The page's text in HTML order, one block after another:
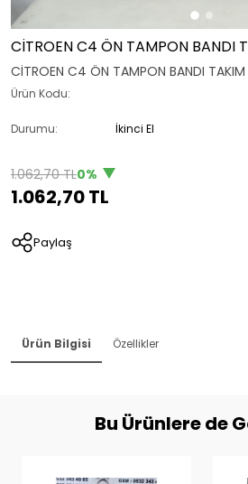
CİTROEN C4 ÖN TAMPON BANDI
CİTROEN C4 ÖN TAMPON BANDI TAKIM
Ürün Kodu:
Durumu: İkinci El
1.062,70 TL0%
1.062,70 TL
Paylaş
Ürün Bilgisi Özellikler
Bu Ürünlere de